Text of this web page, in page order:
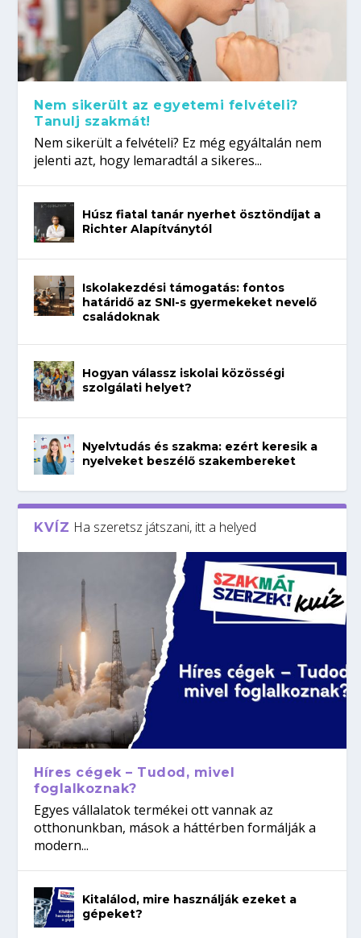
Nem sikerült az egyetemi felvételi?
Tanulj szakmát!
Nem sikerült a felvételi? Ez még egyáltalán nem
jelenti azt, hogy lemaradtál a sikeres...
Húsz fiatal tanár nyerhet ösztöndíjat a
Richter Alapítványtól
Iskolakezdési támogatás: fontos
határidő az SNI-s gyermekeket nevelő
családoknak
Hogyan válassz iskolai közösségi
szolgálati helyet?
Nyelvtudás és szakma: ezért keresik a
nyelveket beszélő szakembereket
KVÍZ Ha szeretsz játszani, itt a helyed
Híres cégek – Tudod, mivel
foglalkoznak?
Egyes vállalatok termékei ott vannak az
otthonunkban, mások a háttérben formálják a
modern...
Kitalálod, mire használják ezeket a
gépeket?